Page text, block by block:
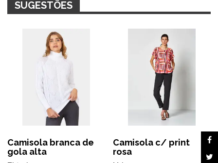
SUGESTÕES
Camisola branca de
gola alta
Camisola c/ print
rosa